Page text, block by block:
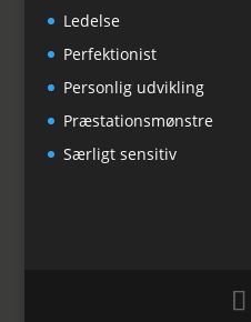
Ledelse
Perfektionist
Personlig udvikling
Præstationsmønstre
Særligt sensitiv